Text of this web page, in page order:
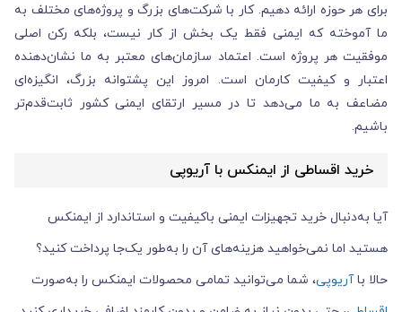
برای هر حوزه ارائه دهیم. کار با شرکت‌های بزرگ و پروژه‌های مختلف به
ما آموخته که ایمنی فقط یک بخش از کار نیست، بلکه رکن اصلی
موفقیت هر پروژه است. اعتماد سازمان‌های معتبر به ما نشان‌دهنده
اعتبار و کیفیت کارمان است. امروز این پشتوانه بزرگ، انگیزه‌ای
مضاعف به ما می‌دهد تا در مسیر ارتقای ایمنی کشور ثابت‌قدم‌تر
باشیم.
خرید اقساطی از ایمنکس با آریوپی
آیا به‌دنبال خرید تجهیزات ایمنی باکیفیت و استاندارد از ایمنکس
هستید اما نمی‌خواهید هزینه‌های آن را به‌طور یک‌جا پرداخت کنید؟
حالا باآریوپی، شما می‌توانید تمامی محصولات ایمنکس را به‌صورت